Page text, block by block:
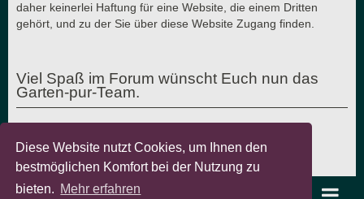
Diese Website nutzt Cookies, um Ihnen den
bestmöglichen Komfort bei der Nutzung zu
bieten. Mehr erfahren
daher keinerlei Haftung für eine Website, die einem Dritten
gehört, und zu der Sie über diese Website Zugang finden.
Viel Spaß im Forum wünscht Euch nun das
Garten-pur-Team.
Letzte Aktualisierung: 7.8.2018 - © Garten-pur GbR